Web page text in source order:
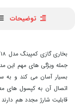
توضیحات
جمله ویژگی های مهم این
بسیار آسان می کند و به
اتصال آن به کپسول های
قابلیت شارژ مجدد هم